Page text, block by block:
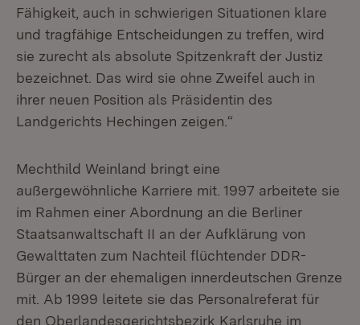
Fähigkeit, auch in schwierigen Situationen klare
und tragfähige Entscheidungen zu treffen, wird
sie zurecht als absolute Spitzenkraft der Justiz
bezeichnet. Das wird sie ohne Zweifel auch in
ihrer neuen Position als Präsidentin des
Landgerichts Hechingen zeigen.“
Mechthild Weinland bringt eine
außergewöhnliche Karriere mit. 1997 arbeitete sie
im Rahmen einer Abordnung an die Berliner
Staatsanwaltschaft II an der Aufklärung von
Gewalttaten zum Nachteil flüchtender DDR-
Bürger an der ehemaligen innerdeutschen Grenze
mit. Ab 1999 leitete sie das Personalreferat für
den Oberlandesgerichtsbezirk Karlsruhe im